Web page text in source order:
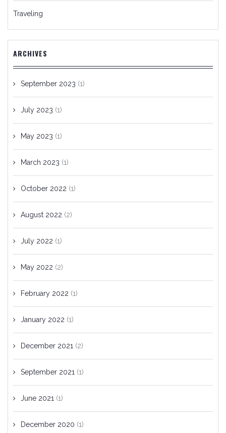
Traveling
ARCHIVES
September 2023 (1)
July 2023 (1)
May 2023 (1)
March 2023 (1)
October 2022 (1)
August 2022 (2)
July 2022 (1)
May 2022 (2)
February 2022 (1)
January 2022 (1)
December 2021 (2)
September 2021 (1)
June 2021 (1)
December 2020 (1)